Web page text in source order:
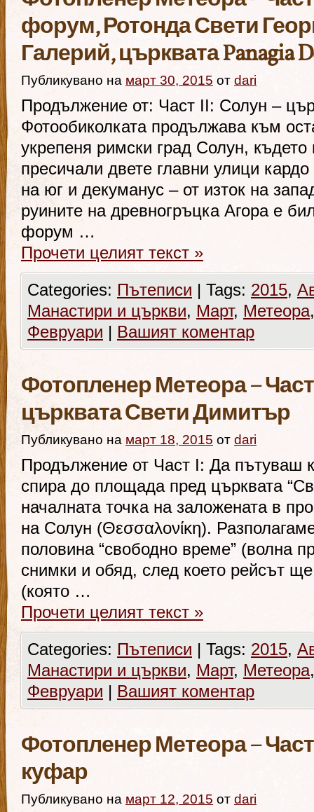
форум, Ротонда Свети
Галерий, църквата Panagia
Публикувано на март 30, 2015 от dari
Продължение от: Част II: Солун –
Фотообиколката продължава към
укрепеня римски град Солун, където
пресичали двете главни улици
на юг и декуманус – от изток на
руините на древногръцка Агора е
форум …
Прочети целият текст »
Categories: Пътеписи | Tags: 2015,
Манастири и църкви, Март, Метеора
Февруари | Вашият коментар
Фотопленер Метеора –
църквата Свети Димитър
Публикувано на март 18, 2015 от dari
Продължение от Част I: Да пътуваш
спира до площада пред църквата
началната точка на заложената в
на Солун (Θεσσαλονίκη).
половина “свободно време” (волна
снимки и обяд, след което рейсът
(която …
Прочети целият текст »
Categories: Пътеписи | Tags: 2015,
Манастири и църкви, Март, Метеора
Февруари | Вашият коментар
Фотопленер Метеора –
куфар
Публикувано на март 12, 2015 от dari